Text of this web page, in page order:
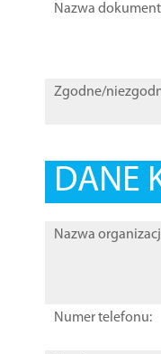
Nazwa
Zgodne/
DANE
Nazwa
Numer telefonu: